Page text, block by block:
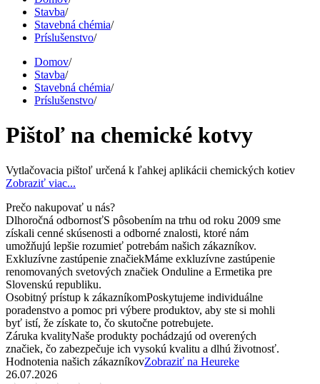
Stavba/
Stavebná chémia/
Príslušenstvo/
Domov/
Stavba/
Stavebná chémia/
Príslušenstvo/
Pištoľ na chemické kotvy
Vytlačovacia pištoľ určená k ľahkej aplikácii chemických kotiev
Zobraziť viac...
Prečo nakupovať u nás?
Dlhoročná odbornosťS pôsobením na trhu od roku 2009 sme
získali cenné skúsenosti a odborné znalosti, ktoré nám
umožňujú lepšie rozumieť potrebám našich zákazníkov.
Exkluzívne zastúpenie značiekMáme exkluzívne zastúpenie
renomovaných svetových značiek Onduline a Ermetika pre
Slovenskú republiku.
Osobitný prístup k zákazníkomPoskytujeme individuálne
poradenstvo a pomoc pri výbere produktov, aby ste si mohli
byť istí, že získate to, čo skutočne potrebujete.
Záruka kvalityNaše produkty pochádzajú od overených
značiek, čo zabezpečuje ich vysokú kvalitu a dlhú životnosť.
Hodnotenia našich zákazníkovZobraziť na Heureke
26.07.2026